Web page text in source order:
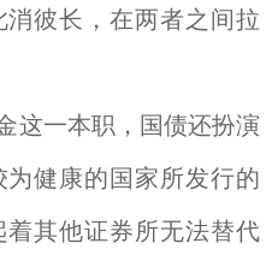
彼长，在两者之间拉
这一本职，国债还扮演
健康的国家所发行的
其他证券所无法替代